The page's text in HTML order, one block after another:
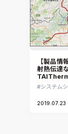
【製品情
射熱伝達
システム
2019.07.23